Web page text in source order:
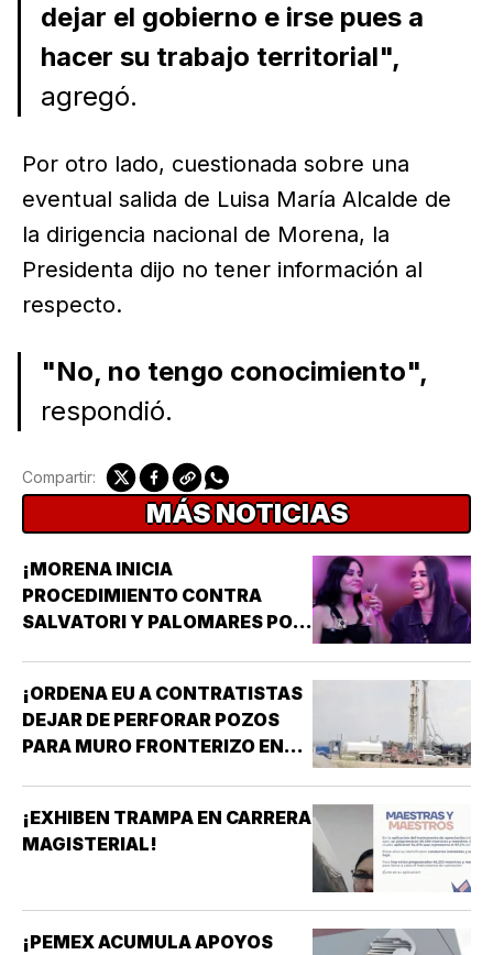
dejar el gobierno e irse pues a
hacer su trabajo territorial",
agregó.
Por otro lado, cuestionada sobre una
eventual salida de Luisa María Alcalde de
la dirigencia nacional de Morena, la
Presidenta dijo no tener información al
respecto.
"No, no tengo conocimiento",
respondió.
Compartir:
MÁS NOTICIAS
¡MORENA INICIA
PROCEDIMIENTO CONTRA
SALVATORI Y PALOMARES POR
¡ORDENA EU A CONTRATISTAS
DEJAR DE PERFORAR POZOS
PARA MURO FRONTERIZO EN
¡EXHIBEN TRAMPA EN CARRERA
MAGISTERIAL!
¡PEMEX ACUMULA APOYOS